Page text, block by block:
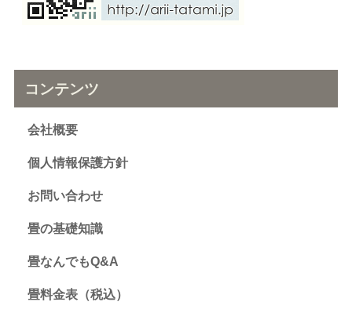
コンテンツ
会社概要
個人情報保護方針
お問い合わせ
畳の基礎知識
畳なんでもQ&A
畳料金表（税込）